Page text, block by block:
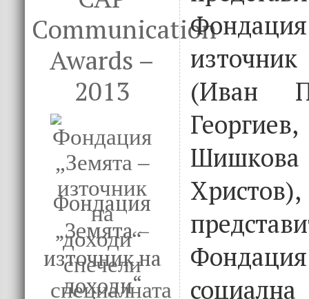
Communication
Awards –
2013
Фондация
„Земята –
източник на
доходи“
(Иван